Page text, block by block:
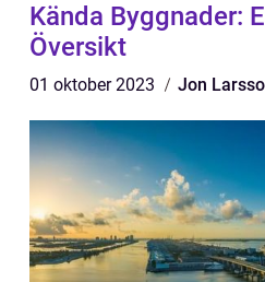
Kända Byggnader:
Översikt
01 oktober 2023 Jon